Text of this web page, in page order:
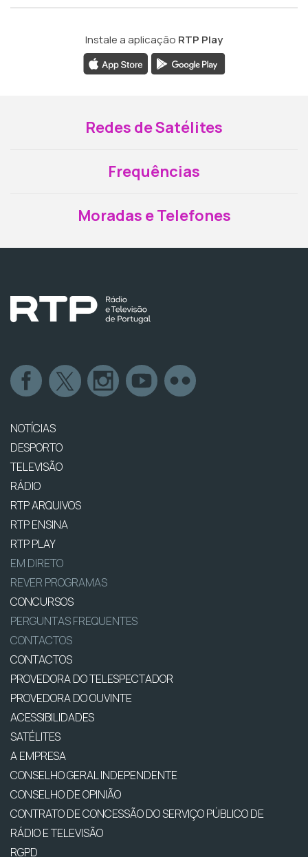
Instale a aplicação RTP Play
Redes de Satélites
Frequências
Moradas e Telefones
NOTÍCIAS
DESPORTO
TELEVISÃO
RÁDIO
RTP ARQUIVOS
RTP ENSINA
RTP PLAY
EM DIRETO
REVER PROGRAMAS
CONCURSOS
PERGUNTAS FREQUENTES
CONTACTOS
CONTACTOS
PROVEDORA DO TELESPECTADOR
PROVEDORA DO OUVINTE
ACESSIBILIDADES
SATÉLITES
A EMPRESA
CONSELHO GERAL INDEPENDENTE
CONSELHO DE OPINIÃO
CONTRATO DE CONCESSÃO DO SERVIÇO PÚBLICO DE
RÁDIO E TELEVISÃO
RGPD